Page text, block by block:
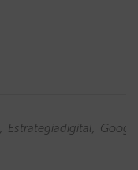
Estrategiadigital